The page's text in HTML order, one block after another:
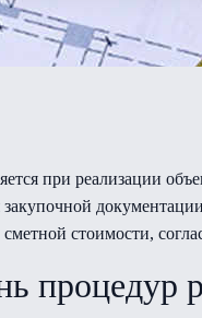
при реализации
сметной стоимости,
процедур